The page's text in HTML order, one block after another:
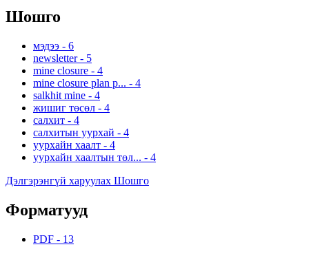
Шошго
мэдээ - 6
newsletter - 5
mine closure - 4
mine closure plan p... - 4
salkhit mine - 4
жишиг төсөл - 4
салхит - 4
салхитын уурхай - 4
уурхайн хаалт - 4
уурхайн хаалтын төл... - 4
Дэлгэрэнгүй харуулах Шошго
Форматууд
PDF - 13